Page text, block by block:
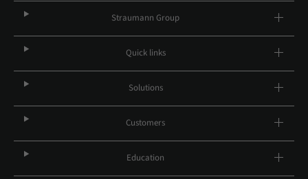
Straumann Group
Quick links
Solutions
Customers
Education